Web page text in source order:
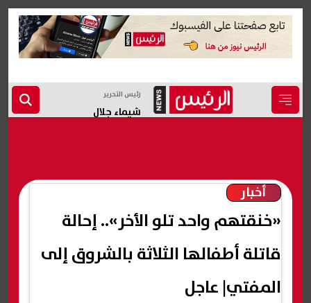
رئيس التحرير
شيماء جلال
أخبار
«خنقتهم واحد تلو الأخر».. إحالة
قاتلة أطفالها الثلاثة بالشروق إلى
المفتي| عاجل